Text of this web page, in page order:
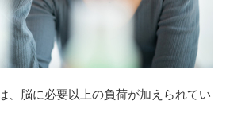
、脳に必要以上の負荷が加えられてい